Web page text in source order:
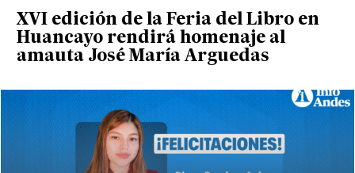
XVI edición de la Feria del Libro en
Huancayo rendirá homenaje al
amauta José María Arguedas